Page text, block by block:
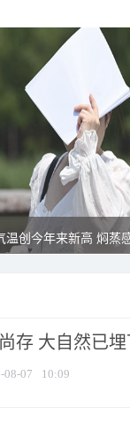
温创今年来新高 焖蒸
存 大自然已
08-07 10:09